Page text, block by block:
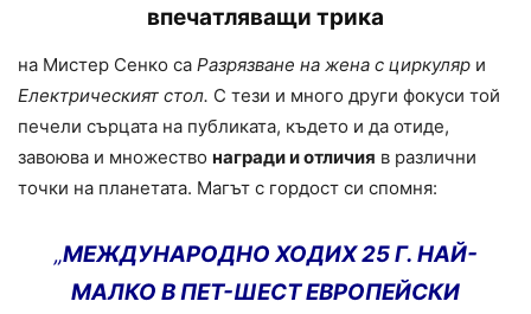
впечатляващи трика
на Мистер Сенко са Разрязване на жена с циркуляр и
Електрическият стол. С тези и много други фокуси той
печели сърцата на публиката, където и да отиде,
завоюва и множество награди и отличия в различни
точки на планетата. Магът с гордост си спомня:
„МЕЖДУНАРОДНО ХОДИХ 25 Г. НАЙ-
МАЛКО В ПЕТ-ШЕСТ ЕВРОПЕЙСКИ